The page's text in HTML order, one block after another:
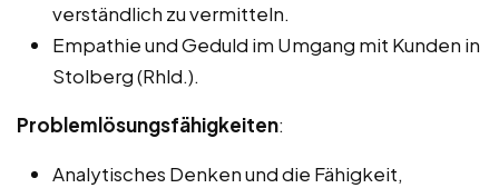
verständlich zu vermitteln.
Empathie und Geduld im Umgang mit Kunden in
Stolberg (Rhld.).
Problemlösungsfähigkeiten:
Analytisches Denken und die Fähigkeit,